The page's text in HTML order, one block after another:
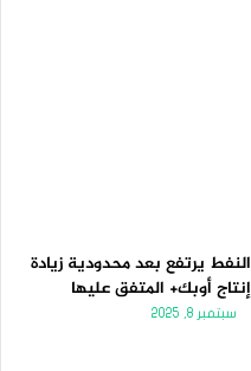
النفط يرتفع بعد محدودية زيادة
إنتاج أوبك+ المتفق عليها
سبتمبر 8, 2025